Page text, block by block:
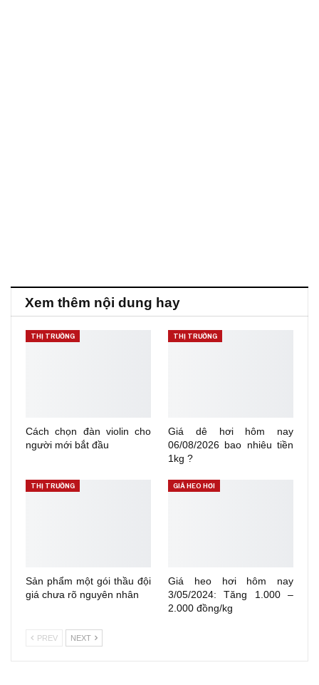
Xem thêm nội dung hay
THỊ TRƯỜNG
Cách chọn đàn violin cho
người mới bắt đầu
THỊ TRƯỜNG
Giá dê hơi hôm nay
06/08/2026 bao nhiêu tiền
1kg ?
THỊ TRƯỜNG
Sản phẩm một gói thầu đội
giá chưa rõ nguyên nhân
GIÁ HEO HƠI
Giá heo hơi hôm nay
3/05/2024: Tăng 1.000 –
2.000 đồng/kg
PREV NEXT